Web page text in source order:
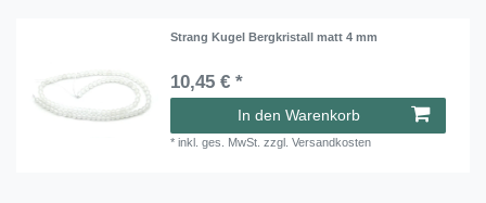
Strang Kugel Bergkristall matt 4 mm
10,45 € *
In den Warenkorb
*inkl. ges. MwSt. zzgl.Versandkosten